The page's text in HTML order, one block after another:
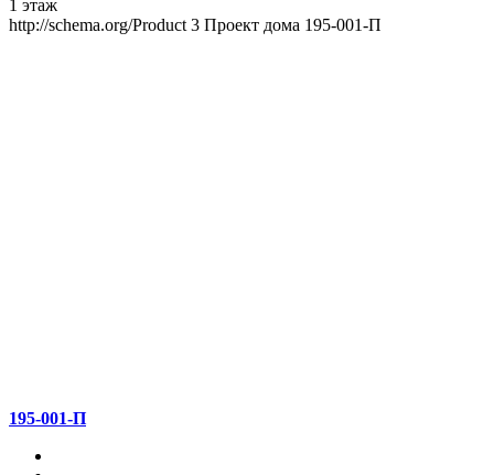
1 этаж
http://schema.org/Product 3 Проект дома 195-001-П
195-001-П